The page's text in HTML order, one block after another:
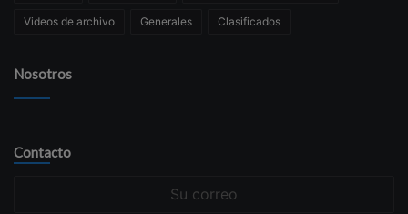
Videos de archivo Generales Clasificados
Nosotros
Contacto